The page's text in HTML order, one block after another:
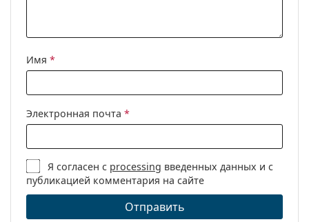
Имя *
Электронная почта *
Я согласен с processing введенных данных и с
публикацией комментария на сайте
Отправить